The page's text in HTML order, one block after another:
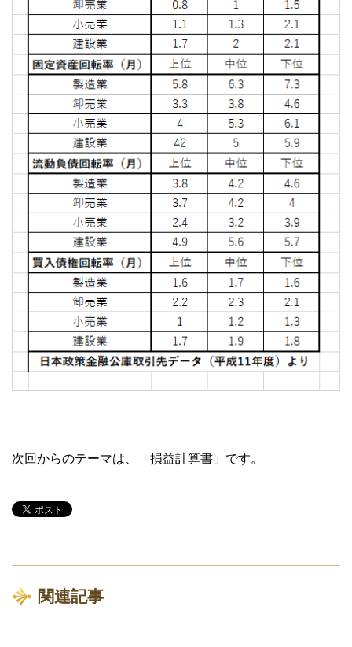
次回からのテーマは、「損益計算書」です。
関連記事